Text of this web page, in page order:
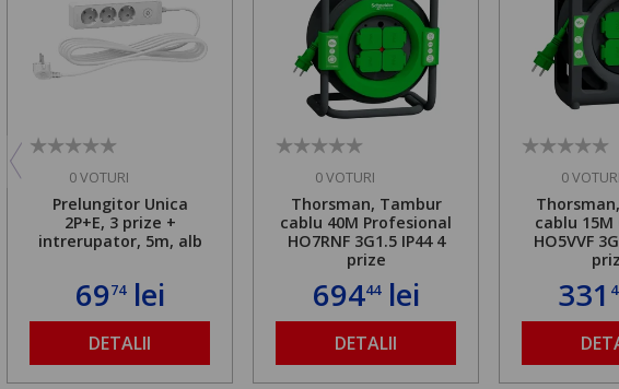
0 VOTURI
Prelungitor Unica
2P+E, 3 prize +
intrerupator, 5m, alb
6974lei
DETALII
0 VOTURI
Thorsman, Tambur
cablu 40M Profesional
HO7RNF 3G1.5 IP44 4
prize
69444lei
DETALII
0 VOTURI
cablu
HO5VVF
331